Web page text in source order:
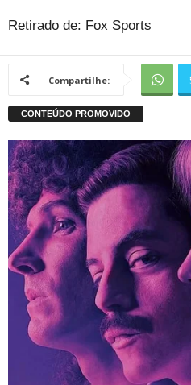
Retirado de: Fox Sports
Compartilhe: